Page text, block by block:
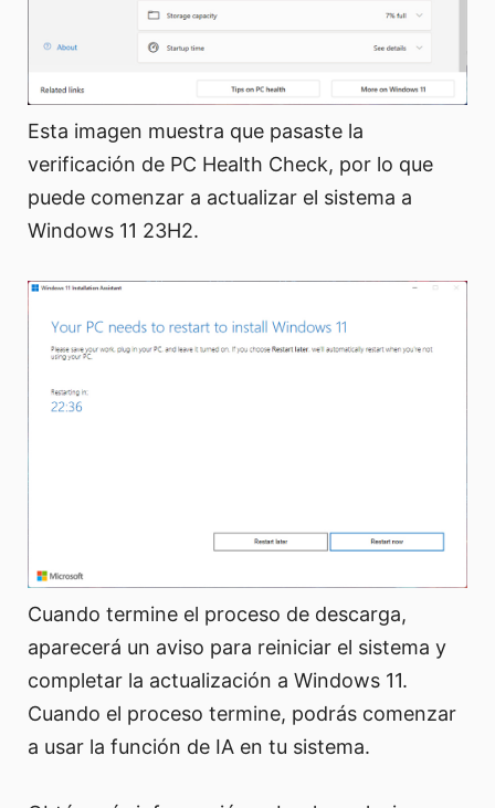
Esta imagen muestra que pasaste la
verificación de PC Health Check, por lo que
puede comenzar a actualizar el sistema a
Windows 11 23H2.
Cuando termine el proceso de descarga,
aparecerá un aviso para reiniciar el sistema y
completar la actualización a Windows 11.
Cuando el proceso termine, podrás comenzar
a usar la función de IA en tu sistema.